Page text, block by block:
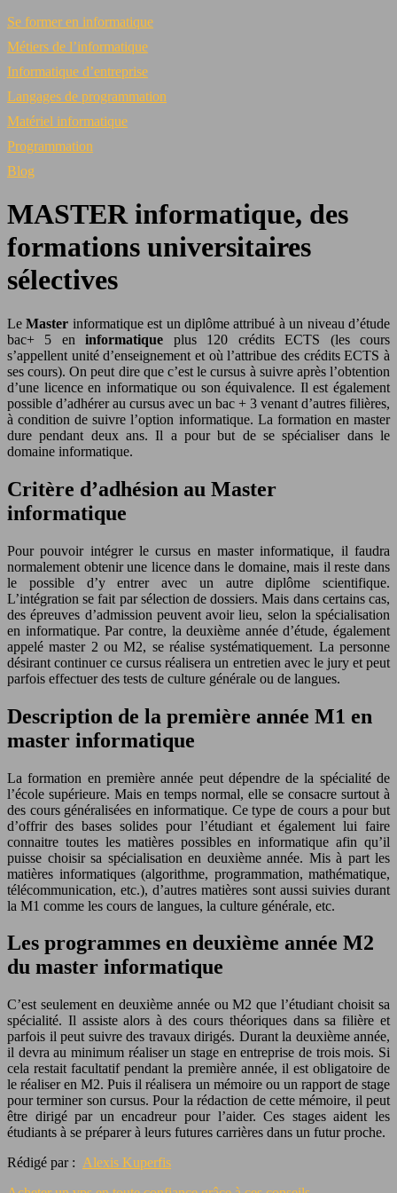
Se former en informatique
Métiers de l’informatique
Informatique d’entreprise
Langages de programmation
Matériel informatique
Programmation
Blog
MASTER informatique, des
formations universitaires
sélectives
LeMaster informatique est un diplôme attribué à un niveau d’étude
bac+ 5 eninformatique plus 120 crédits ECTS (les cours
s’appellent unité d’enseignement et où l’attribue des crédits ECTS à
ses cours). On peut dire que c’est le cursus à suivre après l’obtention
d’une licence en informatique ou son équivalence. Il est également
possible d’adhérer au cursus avec un bac + 3 venant d’autres filières,
à condition de suivre l’option informatique. La formation en master
dure pendant deux ans. Il a pour but de se spécialiser dans le
domaine informatique.
Critère d’adhésion au Master
informatique
Pour pouvoir intégrer le cursus en master informatique, il faudra
normalement obtenir une licence dans le domaine, mais il reste dans
le possible d’y entrer avec un autre diplôme scientifique.
L’intégration se fait par sélection de dossiers. Mais dans certains cas,
des épreuves d’admission peuvent avoir lieu, selon la spécialisation
en informatique. Par contre, la deuxième année d’étude, également
appelé master 2 ou M2, se réalise systématiquement. La personne
désirant continuer ce cursus réalisera un entretien avec le jury et peut
parfois effectuer des tests de culture générale ou de langues.
Description de la première année M1 en
master informatique
La formation en première année peut dépendre de la spécialité de
l’école supérieure. Mais en temps normal, elle se consacre surtout à
des cours généralisées en informatique. Ce type de cours a pour but
d’offrir des bases solides pour l’étudiant et également lui faire
connaitre toutes les matières possibles en informatique afin qu’il
puisse choisir sa spécialisation en deuxième année. Mis à part les
matières informatiques (algorithme, programmation, mathématique,
télécommunication, etc.), d’autres matières sont aussi suivies durant
la M1 comme les cours de langues, la culture générale, etc.
Les programmes en deuxième année M2
du master informatique
C’est seulement en deuxième année ou M2 que l’étudiant choisit sa
spécialité. Il assiste alors à des cours théoriques dans sa filière et
parfois il peut suivre des travaux dirigés. Durant la deuxième année,
il devra au minimum réaliser un stage en entreprise de trois mois. Si
cela restait facultatif pendant la première année, il est obligatoire de
le réaliser en M2. Puis il réalisera un mémoire ou un rapport de stage
pour terminer son cursus. Pour la rédaction de cette mémoire, il peut
être dirigé par un encadreur pour l’aider. Ces stages aident les
étudiants à se préparer à leurs futures carrières dans un futur proche.
Rédigé par : Alexis Kuperfis